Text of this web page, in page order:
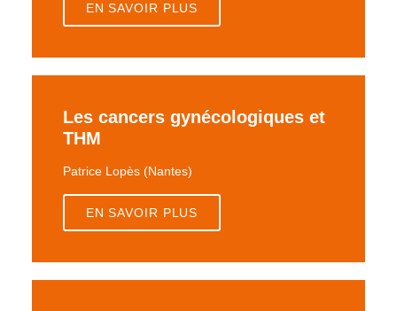
EN SAVOIR PLUS
Les cancers gynécologiques et
THM
Patrice Lopès (Nantes)
EN SAVOIR PLUS